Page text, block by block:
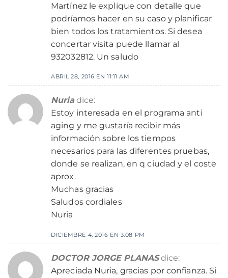
Martínez le explique con detalle que
podríamos hacer en su caso y planificar
bien todos los tratamientos. Si desea
concertar visita puede llamar al
932032812. Un saludo
ABRIL 28, 2016 EN 11:11 AM
Nuria dice:
Estoy interesada en el programa anti
aging y me gustaría recibir más
información sobre los tiempos
necesarios para las diferentes pruebas,
donde se realizan, en q ciudad y el coste
aprox.
Muchas gracias
Saludos cordiales
Nuria
DICIEMBRE 4, 2016 EN 3:08 PM
DOCTOR JORGE PLANAS dice:
Apreciada Nuria, gracias por confianza. Si